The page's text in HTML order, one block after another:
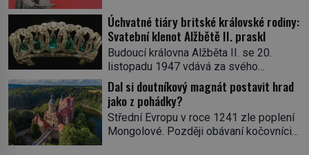
prohlásil o něm jiný významný
francouzský revolucionář, Honoré de
Mirabeau […]
rychle v jedné ze „sandtnerek“.
„Zaplaťpánbůh, že už nemusíme chodit
s lístky,“ povzdechne si směrem ke
služce, kterou má v kuchyni k ruce.
Ještě v prvních letech nové republiky
fungoval kvůli nedostatku zboží
přídělový systém. […]
Úchvatné tiáry britské královské rodiny:
Svatební klenot Alžbětě II. praskl
Budoucí královna Alžběta II. se 20.
listopadu 1947 vdává za svého
vyvoleného Filipa Mountbattena. Aby
měla na obřad ve Westminsteru podle
tradice „něco vypůjčeného“, její matka jí
věnuje jedinečný šperk ze své
soukromé kolekce – diamantovou tiáru
Dal si doutníkový magnát postavit hrad
jako z pohádky?
Střední Evropu v roce 1241 zle poplení
Mongolové. Později obávaní kočovníci